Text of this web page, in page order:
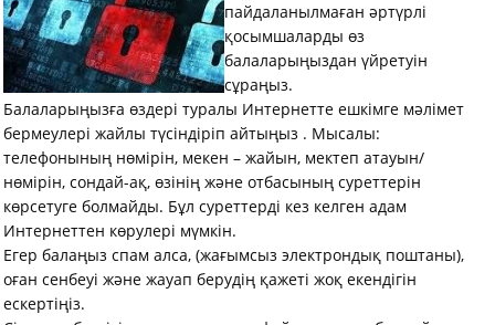
пайдаланылмаған әртүрлі
қосымшаларды өз
балаларыңыздан үйретуін
сұраңыз.
Балаларыңызға өздері туралы Интернетте ешкімге мәлімет
бермеулері жайлы түсіндіріп айтыңыз . Мысалы:
телефонының нөмірін, мекен – жайын, мектеп атауын/
нөмірін, сондай-ақ, өзінің және отбасының суреттерін
көрсетуге болмайды. Бұл суреттерді кез келген адам
Интернеттен көрулері мүмкін.
Егер балаңыз спам алса, (жағымсыз электрондық поштаны),
оған сенбеуі және жауап берудің қажеті жоқ екендігін
ескертіңіз.